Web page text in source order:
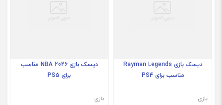
دیسک بازی Rayman Legends
مناسب برای PS4
بازی
دیسک بازی NBA 2026 مناسب
برای PS5
بازی